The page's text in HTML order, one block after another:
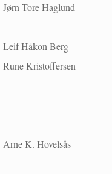
Jørn Tore Haglund
Leif Håkon Berg
Rune Kristoffersen
Arne K. Hovelsås